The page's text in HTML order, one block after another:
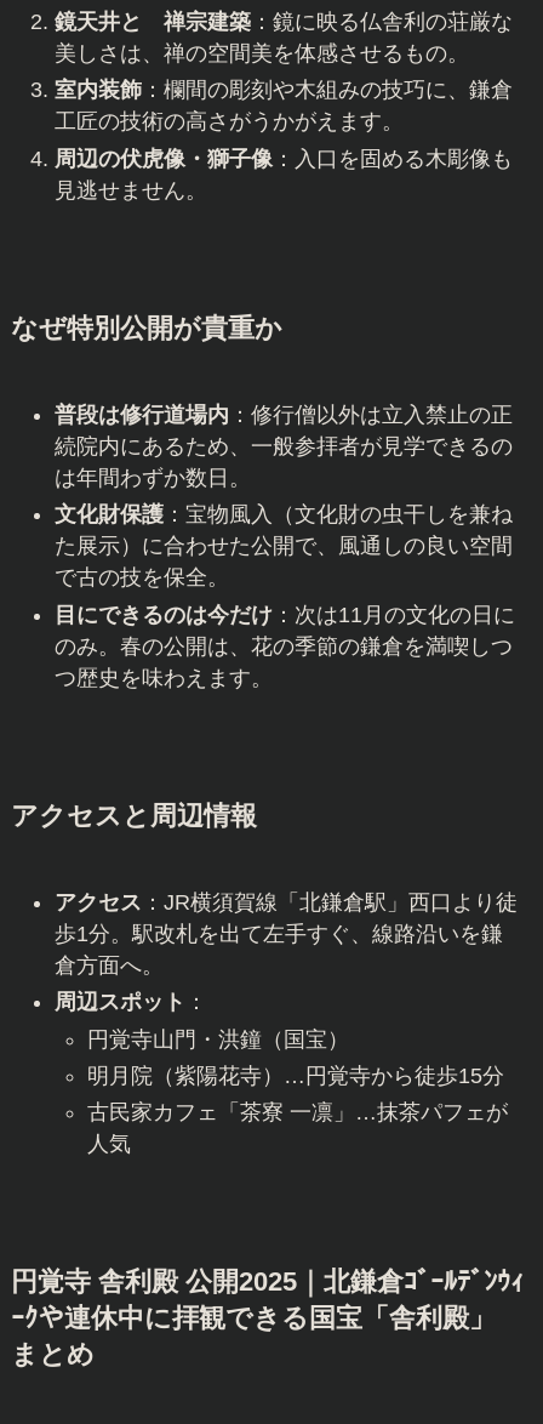
鏡天井と 禅宗建築：鏡に映る仏舎利の荘厳な
美しさは、禅の空間美を体感させるもの。
室内装飾：欄間の彫刻や木組みの技巧に、鎌倉
工匠の技術の高さがうかがえます。
周辺の伏虎像・獅子像：入口を固める木彫像も
見逃せません。
なぜ特別公開が貴重か
普段は修行道場内 ：修行僧以外は立入禁止の正
続院内にあるため、一般参拝者が見学できるの
は年間わずか数日。
文化財保護：宝物風入（文化財の虫干しを兼ね
た展示）に合わせた公開で、風通しの良い空間
で古の技を保全。
目にできるのは今だけ：次は11月の文化の日に
のみ。春の公開は、花の季節の鎌倉を満喫しつ
つ歴史を味わえます。
アクセスと周辺情報
アクセス ：JR横須賀線「北鎌倉駅」西口より徒
歩1分。駅改札を出て左手すぐ、線路沿いを鎌
倉方面へ。
周辺スポット ：
円覚寺山門・洪鐘（国宝）
明月院（紫陽花寺）…円覚寺から徒歩15分
古民家カフェ「茶寮 一凛」…抹茶パフェが
人気
円覚寺 舎利殿 公開2025｜北鎌倉ｺﾞｰﾙﾃﾞﾝｳｨ
ｰｸや連休中に拝観できる国宝「舎利殿」
まとめ